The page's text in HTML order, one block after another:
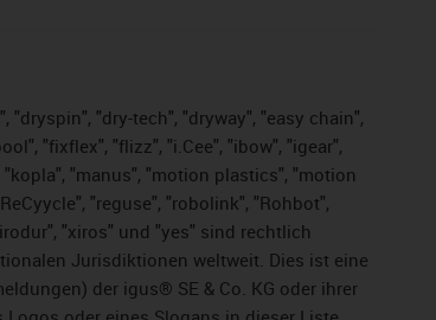
"dryspin", "dry-tech", "dryway", "easy chain",
"fixflex", "flizz", "i.Cee", "ibow", "igear",
"manus", "motion plastics", "motion
"reguse", "robolink", "Rohbot",
"xiros" und "yes" sind rechtlich
Jurisdiktionen weltweit. Dies ist eine
der igus® SE & Co. KG oder ihrer